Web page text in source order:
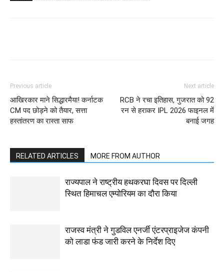
Previous article
आखिरकार माने सिद्धारमैया! कर्नाटक
CM पद छोड़ने को तैयार, सत्ता
हस्तांतरण का रास्ता साफ
Next article
RCB ने रचा इतिहास, गुजरात को 92
रन से हराकर IPL 2026 फाइनल में
बनाई जगह
RELATED ARTICLES MORE FROM AUTHOR
राज्यपाल ने राष्ट्रीय हथकरघा दिवस पर दिल्ली
स्थित हिमाचल एम्पोरियम का दौरा किया
राजस्व मंत्री ने गुडविल एनर्जी एंटरप्राइजेज कंपनी
को लाडा फंड जारी करने के निर्देश दिए